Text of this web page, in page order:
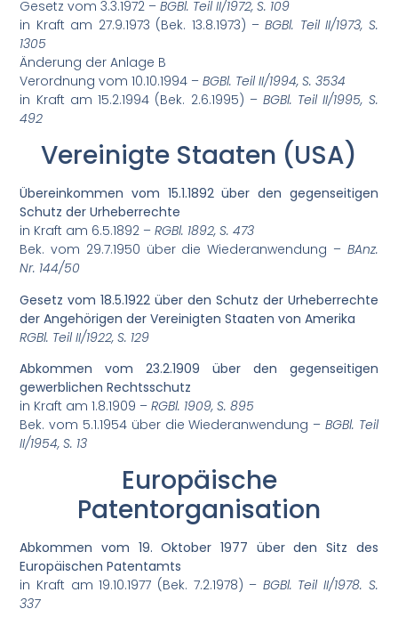
Gesetz vom 3.3.1972 –BGBl. Teil II/1972, S. 109
in Kraft am 27.9.1973 (Bek. 13.8.1973) –BGBl. Teil II/1973, S.
1305
Änderung der Anlage B
Verordnung vom 10.10.1994 –BGBl. Teil II/1994, S. 3534
in Kraft am 15.2.1994 (Bek. 2.6.1995) – BGBl. Teil II/1995, S.
492
Vereinigte Staaten (USA)
Übereinkommen vom 15.1.1892 über den gegenseitigen
Schutz der Urheberrechte
in Kraft am 6.5.1892 –RGBl. 1892, S. 473
Bek. vom 29.7.1950 über die Wiederanwendung – BAnz.
Nr. 144/50
Gesetz vom 18.5.1922 über den Schutz der Urheberrechte
der Angehörigen der Vereinigten Staaten von Amerika
RGBl. Teil II/1922, S. 129
Abkommen vom 23.2.1909 über den gegenseitigen
gewerblichen Rechtsschutz
in Kraft am 1.8.1909 –RGBl. 1909, S. 895
Bek. vom 5.1.1954 über die Wiederanwendung – BGBl. Teil
II/1954, S. 13
Europäische
Patentorganisation
Abkommen vom 19. Oktober 1977 über den Sitz des
Europäischen Patentamts
in Kraft am 19.10.1977 (Bek. 7.2.1978) – BGBl. Teil II/1978. S.
337